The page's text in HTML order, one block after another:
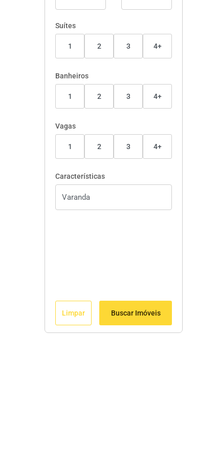
Suítes
1 2 3 4+
Banheiros
1 2 3 4+
Vagas
1 2 3 4+
Características
Limpar Buscar Imóveis